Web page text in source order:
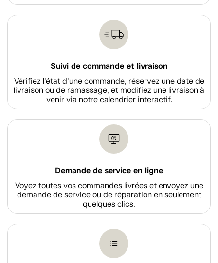
Suivi de commande et livraison
Vérifiez l'état d'une commande, réservez une date de
livraison ou de ramassage, et modifiez une livraison à
venir via notre calendrier interactif.
Demande de service en ligne
Voyez toutes vos commandes livrées et envoyez une
demande de service ou de réparation en seulement
quelques clics.